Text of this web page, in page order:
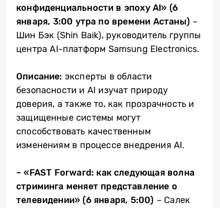
конфиденциальности в эпохуAI» (6
января, 3:00 утра по времени Астаны) –
Шин Бэк (Shin Baik), руководитель группы
центра AI-платформ Samsung Electronics.
Описание: эксперты в области
безопасности и AI изучат природу
доверия, а также то, как прозрачность и
защищенные системы могут
способствовать качественным
изменениям в процессе внедрения AI.
– «FAST Forward: как следующая волна
стриминга меняет представление о
телевидении» (6 января, 5:00) – Салек